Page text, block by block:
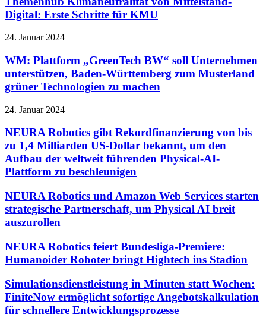
Digital: Erste Schritte für KMU
24. Januar 2024
WM: Plattform „GreenTech BW“ soll Unternehmen
unterstützen, Baden-Württemberg zum Musterland
grüner Technologien zu machen
24. Januar 2024
NEURA Robotics gibt Rekordfinanzierung von bis
zu 1,4 Milliarden US-Dollar bekannt, um den
Aufbau der weltweit führenden Physical-AI-
Plattform zu beschleunigen
NEURA Robotics und Amazon Web Services starten
strategische Partnerschaft, um Physical AI breit
auszurollen
NEURA Robotics feiert Bundesliga-Premiere:
Humanoider Roboter bringt Hightech ins Stadion
Simulationsdienstleistung in Minuten statt Wochen:
FiniteNow ermöglicht sofortige Angebotskalkulation
für schnellere Entwicklungsprozesse